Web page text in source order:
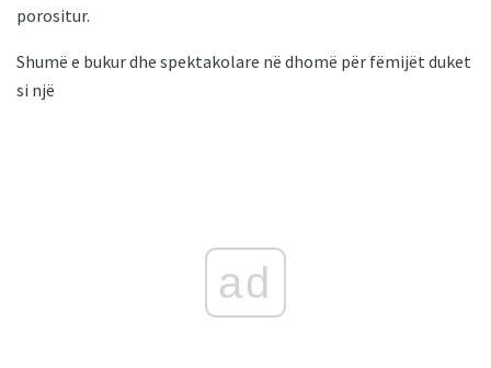
porositur.
Shumë e bukur dhe spektakolare në dhomë për fëmijët duket
si një
ad